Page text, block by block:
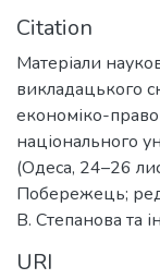
Citation
Матеріали
викладацького
економіко-
національного
(Одеса, 24–26
Побережець;
В. Степанова та
URI